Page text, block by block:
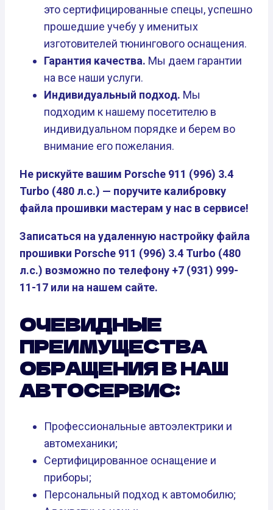
это сертифицированные спецы, успешно
прошедшие учебу у именитых
изготовителей тюнингового оснащения.
Гарантия качества. Мы даем гарантии
на все наши услуги.
Индивидуальный подход. Мы
подходим к нашему посетителю в
индивидуальном порядке и берем во
внимание его пожелания.
Не рискуйте вашим Porsche 911 (996) 3.4
Turbo (480 л.с.) — поручите калибровку
файла прошивки мастерам у нас в сервисе!
Записаться на удаленную настройку файла
прошивки Porsche 911 (996) 3.4 Turbo (480
л.с.) возможно по телефону +7 (931) 999-
11-17 или на нашем сайте.
ОЧЕВИДНЫЕ
ПРЕИМУЩЕСТВА
ОБРАЩЕНИЯ В НАШ
АВТОСЕРВИС:
Профессиональные автоэлектрики и
автомеханики;
Сертифицированное оснащение и
приборы;
Персональный подход к автомобилю;